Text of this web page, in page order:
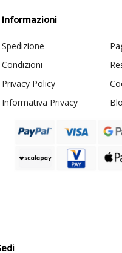
Informazioni
Spedizione
Condizioni
Privacy Policy
Informativa Privacy